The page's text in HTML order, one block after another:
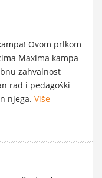
Ovom prlkom
Maxima kampa
zahvalnost
rad i pedagoški
njega. Više